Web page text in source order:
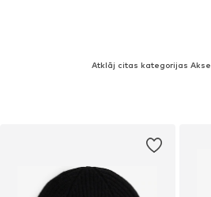
Atklāj citas kategorijas